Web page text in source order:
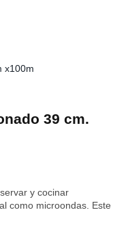
39 cm.
y cocinar
como microondas. Este